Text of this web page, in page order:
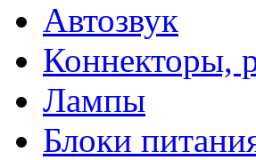
Автозвук
Коннекторы,
Лампы
Блоки